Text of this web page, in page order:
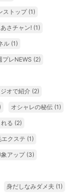
ストップ (1)
あさチャン! (1)
ル (1)
プレNEWS (2)
オで紹介 (2)
オシャレの秘伝 (1)
る (2)
エクステ (1)
アップ (3)
身だしなみダメ夫 (1)